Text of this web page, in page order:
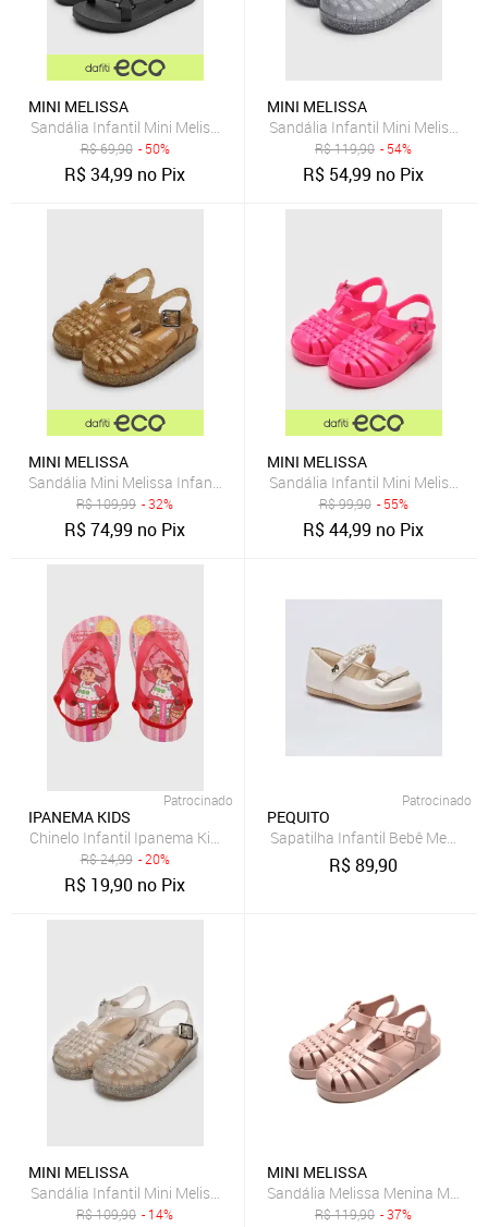
MINI MELISSA
Sandália Infantil Mini Melissa Sun Downtown Preta
R$69,90 - 50%
R$34,99 no Pix
MINI MELISSA
Sandália Infantil Mini Melissa
R$119,90 - 54%
R$ 54,99 no Pix
MINI MELISSA
Sandália Mini Melissa Infantil Possession Shiny B Dourada
R$109,99 - 32%
R$74,99 no Pix
MINI MELISSA
Sandália Infantil Mini Melissa
R$99,90 - 55%
R$44,99 no Pix
Patrocinado
IPANEMA KIDS
Chinelo Infantil Ipanema Kids Estampa Moranguinho Rosa
R$24,99 - 20%
R$ 19,90 no Pix
Patrocinado
PEQUITO
Sapatilha Infantil Bebê Menina
R$89,90
MINI MELISSA
Sandália Infantil Mini Melissa Possession Shiny B Bege
R$109,90 - 14%
MINI MELISSA
Sandália Melissa Menina Mel
R$119,90 - 37%